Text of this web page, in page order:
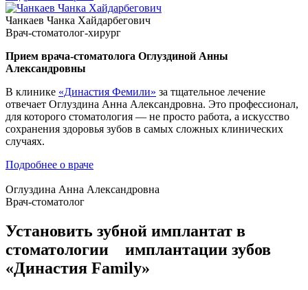
Чанкаев Чанка Хайдарбегович
Врач-стоматолог-хирург
Прием врача-стоматолога Оглуздиной Анны
Александровны
В клинике «Династия Фемили» за тщательное лечение
отвечает Оглуздина Анна Александровна. Это профессионал,
для которого стоматология — не просто работа, а искусство
сохранения здоровья зубов в самых сложных клинических
случаях.
Подробнее о враче
Оглуздина Анна Александровна
Врач-стоматолог
Установить зубной имплантат в
стоматологии имплантации зубов
«Династия Family»